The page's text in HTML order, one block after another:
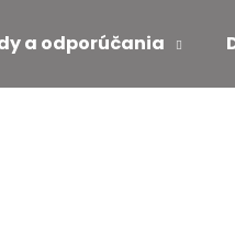
a odporúčania